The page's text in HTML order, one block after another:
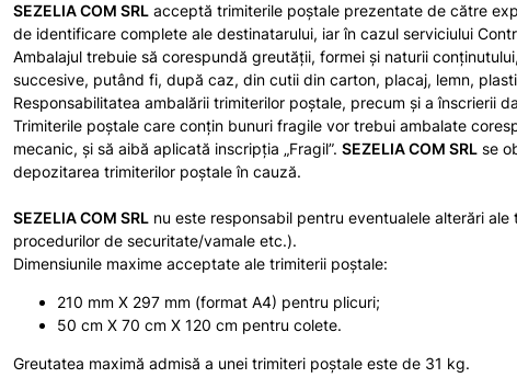
SEZELIA COM SRL acceptă trimiterile poştale prezentate de către
de identificare complete ale destinatarului, iar în cazul serviciului
Ambalajul trebuie să corespundă greutăţii, formei şi naturii
succesive, putând fi, după caz, din cutii din carton, placaj, lemn,
Responsabilitatea ambalării trimiterilor poştale, precum şi a înscrierii
Trimiterile poştale care conţin bunuri fragile vor trebui ambalate
mecanic, şi să aibă aplicată inscripţia „Fragil”. SEZELIA COM SRL se
depozitarea trimiterilor poştale în cauză.
SEZELIA COM SRL nu este responsabil pentru eventualele alterări
procedurilor de securitate/vamale etc.).
Dimensiunile maxime acceptate ale trimiterii poştale:
210 mm X 297 mm (format A4) pentru plicuri;
50 cm X 70 cm X 120 cm pentru colete.
Greutatea maximă admisă a unei trimiteri poştale este de 31 kg.